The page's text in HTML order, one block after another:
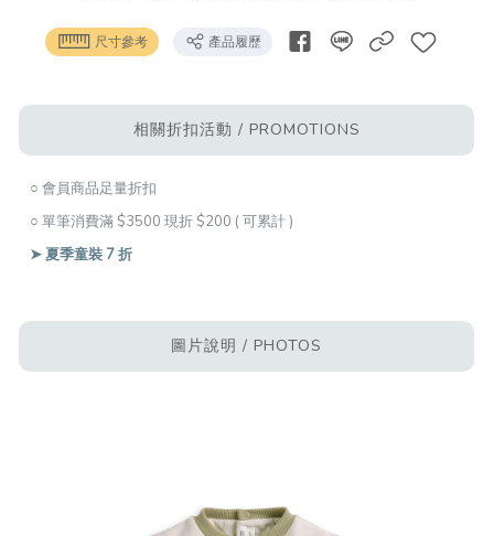
尺寸參考 產品履歷
相關折扣活動 / PROMOTIONS
○ 會員商品足量折扣
○ 單筆消費滿 $3500 現折 $200 ( 可累計 )
➤ 夏季童裝 7 折
圖片說明 / PHOTOS